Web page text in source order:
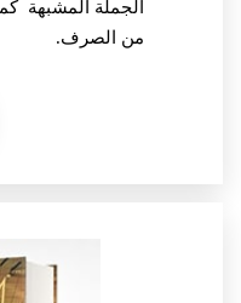
الجملة المشبهة
من الصرف.